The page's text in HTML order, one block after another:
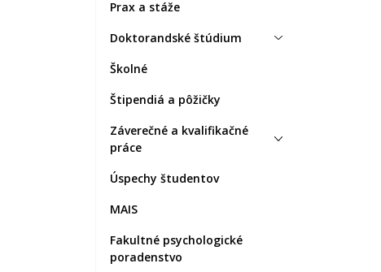
Prax a stáže
Doktorandské štúdium
Školné
Štipendiá a pôžičky
Záverečné a kvalifikačné
práce
Úspechy študentov
MAIS
Fakultné psychologické
poradenstvo